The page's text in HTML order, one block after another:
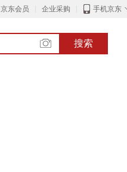
京东会员 企业采购 手机京东
搜索